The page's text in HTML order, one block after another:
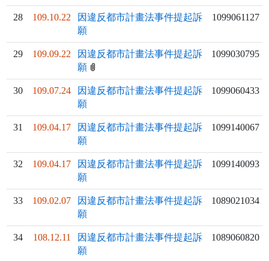
28 109.10.22
因違反都市計畫法事件提起訴
願
1099061127
29 109.09.22
因違反都市計畫法事件提起訴
願
1099030795
30 109.07.24
因違反都市計畫法事件提起訴
願
1099060433
31 109.04.17
因違反都市計畫法事件提起訴
願
1099140067
32 109.04.17
因違反都市計畫法事件提起訴
願
1099140093
33 109.02.07
因違反都市計畫法事件提起訴
願
1089021034
34 108.12.11
因違反都市計畫法事件提起訴
願
1089060820